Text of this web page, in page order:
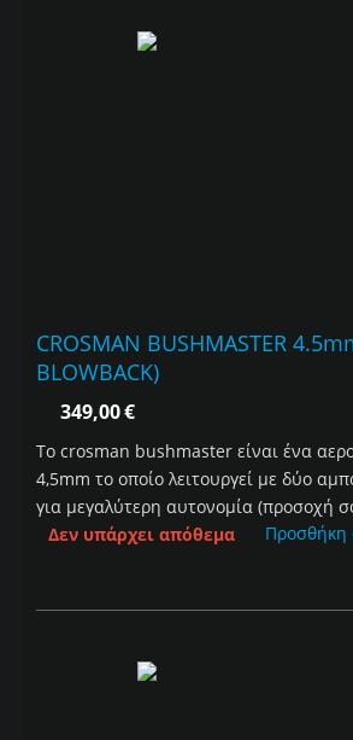
CROSMAN BUSHMASTER
BLOWBACK)
349,00€
Το crosman bushmaster είναι ένα
4,5mm το οποίο λειτουργεί με δύο
για μεγαλύτερη αυτονομία (προσοχή
Δεν υπάρχει απόθεμα
Προσθήκη